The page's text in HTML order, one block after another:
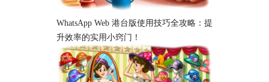
WhatsApp Web 港台版使用技巧全攻略：提
升效率的实用小窍门！